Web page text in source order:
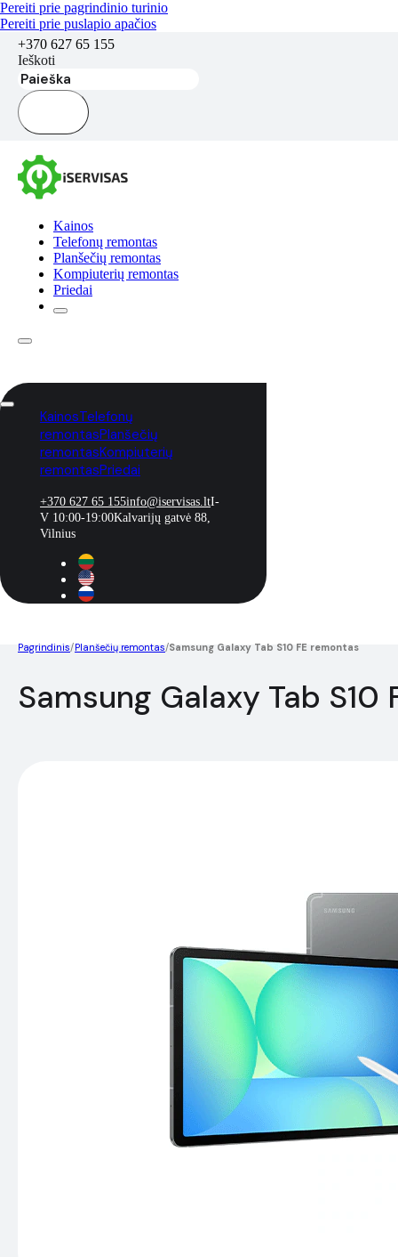
Pereiti prie pagrindinio turinio
Pereiti prie puslapio apačios
+370 627 65 155
Ieškoti
Kainos
Telefonų remontas
Planšečių remontas
Kompiuterių remontas
Priedai
KainosTelefonų
remontasPlanšečių
remontasKompiuterių
remontasPriedai
+370 627 65 155info@iservisas.ltI-
V 10:00-19:00Kalvarijų gatvė 88,
Vilnius
Pagrindinis/Planšečių remontas/Samsung Galaxy Tab S10 FE remontas
Samsung Galaxy Tab S10